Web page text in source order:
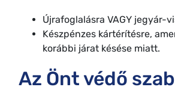
Újrafoglalásra VAGY jegyár-
Készpénzes kártérítésre,
korábbi járat késése miatt.
Az Önt védő